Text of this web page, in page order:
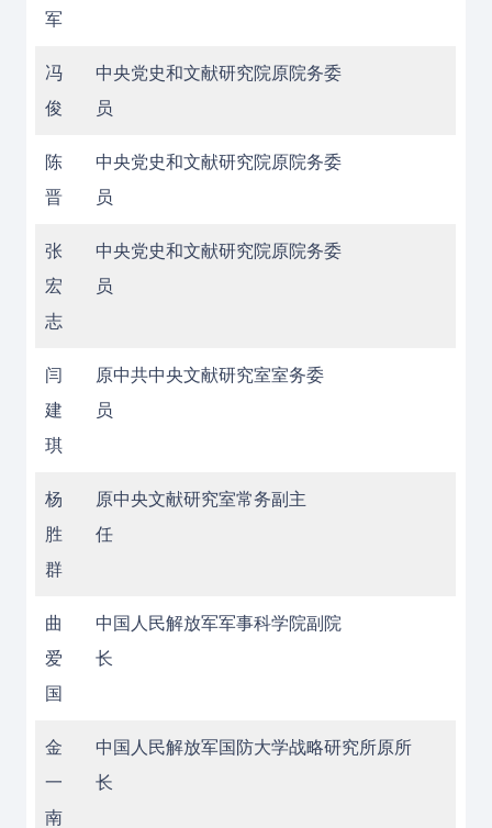
军
冯
俊
中央党史和文献研究院原院务委
员
陈
晋
中央党史和文献研究院原院务委
员
张
宏
志
中央党史和文献研究院原院务委
员
闫
建
琪
原中共中央文献研究室室务委
员
杨
胜
群
原中央文献研究室常务副主
任
曲
爱
国
中国人民解放军军事科学院副院
长
金
一
南
中国人民解放军国防大学战略研究所原所
长